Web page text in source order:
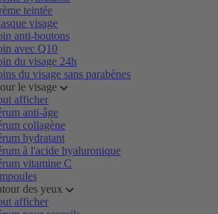
teintée
visage
anti-boutons
avec Q10
du visage 24h
du visage sans parabènes
le visage
afficher
anti-âge
collagène
hydratant
à l'acide hyaluronique
vitamine C
des yeux
afficher